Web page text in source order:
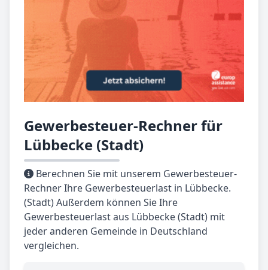
Gewerbesteuer-Rechner für
Lübbecke (Stadt)
Berechnen Sie mit unserem Gewerbesteuer-
Rechner Ihre Gewerbesteuerlast in Lübbecke.
(Stadt) Außerdem können Sie Ihre
Gewerbesteuerlast aus Lübbecke (Stadt) mit
jeder anderen Gemeinde in Deutschland
vergleichen.